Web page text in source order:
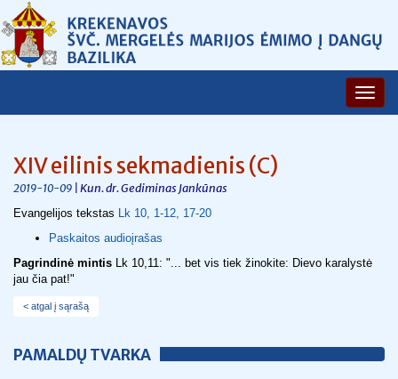
XIV eilinis sekmadienis (C)
2019-10-09 | Kun. dr. Gediminas Jankūnas
Evangelijos tekstas Lk 10, 1-12, 17-20
Paskaitos audioįrašas
Pagrindinė mintis Lk 10,11: "... bet vis tiek žinokite: Dievo karalystė
jau čia pat!"
< atgal į sąrašą
PAMALDŲ TVARKA